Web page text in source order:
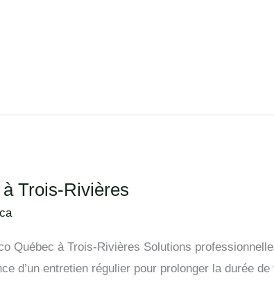
Trois-Rivières
Québec à Trois-Rivières Solutions
d’un entretien régulier pour prolonger la durée